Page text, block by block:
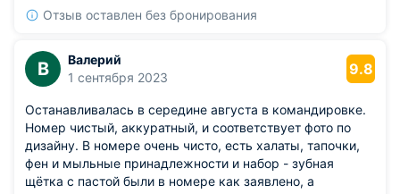
Отзыв оставлен без бронирования
В
Валерий
1 сентября 2023
9.8
Останавливалась в середине августа в командировке.
Номер чистый, аккуратный, и соответствует фото по
дизайну. В номере очень чисто, есть халаты, тапочки,
фен и мыльные принадлежности и набор - зубная
щётка с пастой были в номере как заявлено, а